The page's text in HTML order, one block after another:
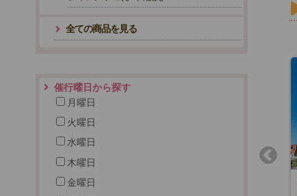
全ての商品を見る
催行曜日から探す
月曜日
火曜日
水曜日
木曜日
金曜日